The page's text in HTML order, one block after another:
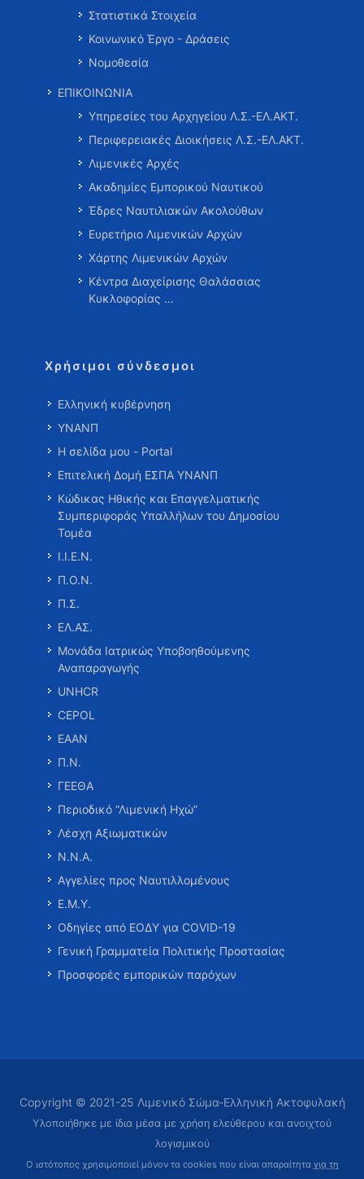
Στατιστικά Στοιχεία
Κοινωνικό Έργο - Δράσεις
Νομοθεσία
ΕΠΙΚΟΙΝΩΝΙΑ
Υπηρεσίες του Αρχηγείου Λ.Σ.-ΕΛ.ΑΚΤ.
Περιφερειακές Διοικήσεις Λ.Σ.-ΕΛ.ΑΚΤ.
Λιμενικές Αρχές
Ακαδημίες Εμπορικού Ναυτικού
Έδρες Ναυτιλιακών Ακολούθων
Ευρετήριο Λιμενικών Αρχών
Χάρτης Λιμενικών Αρχών
Κέντρα Διαχείρισης Θαλάσσιας
Κυκλοφορίας …
Χρήσιμοι σύνδεσμοι
Ελληνική κυβέρνηση
ΥΝΑΝΠ
Η σελίδα μου - Portal
Επιτελική Δομή ΕΣΠΑ ΥΝΑΝΠ
Κώδικας Ηθικής και Επαγγελματικής
Συμπεριφοράς Υπαλλήλων του Δημοσίου
Τομέα
Ι.Ι.Ε.Ν.
Π.Ο.Ν.
Π.Σ.
ΕΛ.ΑΣ.
Μονάδα Ιατρικώς Υποβοηθούμενης
Αναπαραγωγής
UNHCR
CEPOL
ΕΑΑΝ
Π.Ν.
ΓΕΕΘΑ
Περιοδικό “Λιμενική Ηχώ”
Λέσχη Αξιωματικών
Ν.Ν.Α.
Αγγελίες προς Ναυτιλλομένους
Ε.Μ.Υ.
Οδηγίες από ΕΟΔΥ για COVID-19
Γενική Γραμματεία Πολιτικής Προστασίας
Προσφορές εμπορικών παρόχων
Copyright © 2021-25 Λιμενικό Σώμα-Ελληνική Ακτοφυλακή
Υλοποιήθηκε με ίδια μέσα με χρήση ελεύθερου και ανοιχτού
λογισμικού
Ο ιστότοπος χρησιμοποιεί μόνον τα cookies που είναι απαραίτητα για τη